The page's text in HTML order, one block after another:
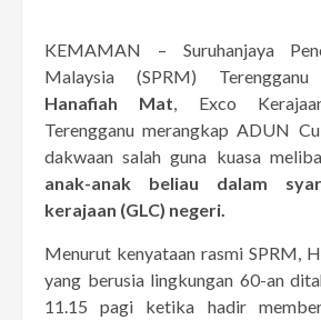
KEMAMAN – Suruhanjaya
Malaysia (SPRM)
Hanafiah Mat, Exco
Terengganu merangkap ADUN
dakwaan salah guna kuasa
anak-anak beliau dalam
kerajaan (GLC) negeri.
Menurut kenyataan rasmi SPRM,
yang berusia lingkungan 60-an
11.15 pagi ketika hadir